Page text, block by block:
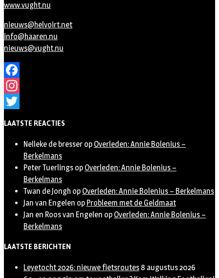
www.vught.nu
nieuws@helvoirt.net
info@haaren.nu
nieuws@vught.nu
Facebook
Instagram
LAATSTE REACTIES
Nelleke de bresser op Overleden: Annie Bolenius –
Berkelmans
Peter Tuerlings op Overleden: Annie Bolenius –
Berkelmans
Twan de Jongh op Overleden: Annie Bolenius – Berkelmans
Jan van Engelen op Probleem met de Geldmaat
Jan en Roos van Engelen op Overleden: Annie Bolenius –
Berkelmans
LAATSTE BERICHTEN
Leyetocht 2026: nieuwe fietsroutes 8 augustus 2026